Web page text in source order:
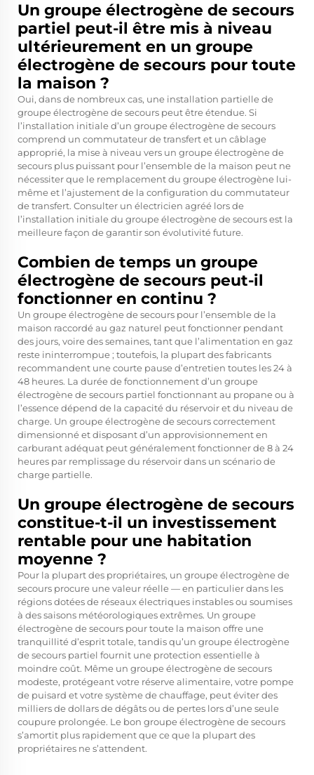
Un groupe électrogène de secours
partiel peut-il être mis à niveau
ultérieurement en un groupe
électrogène de secours pour toute
la maison ?
Oui, dans de nombreux cas, une installation partielle de
groupe électrogène de secours peut être étendue. Si
l’installation initiale d’un groupe électrogène de secours
comprend un commutateur de transfert et un câblage
approprié, la mise à niveau vers un groupe électrogène de
secours plus puissant pour l’ensemble de la maison peut ne
nécessiter que le remplacement du groupe électrogène lui-
même et l’ajustement de la configuration du commutateur
de transfert. Consulter un électricien agréé lors de
l’installation initiale du groupe électrogène de secours est la
meilleure façon de garantir son évolutivité future.
Combien de temps un groupe
électrogène de secours peut-il
fonctionner en continu ?
Un groupe électrogène de secours pour l’ensemble de la
maison raccordé au gaz naturel peut fonctionner pendant
des jours, voire des semaines, tant que l’alimentation en gaz
reste ininterrompue ; toutefois, la plupart des fabricants
recommandent une courte pause d’entretien toutes les 24 à
48 heures. La durée de fonctionnement d’un groupe
électrogène de secours partiel fonctionnant au propane ou à
l’essence dépend de la capacité du réservoir et du niveau de
charge. Un groupe électrogène de secours correctement
dimensionné et disposant d’un approvisionnement en
carburant adéquat peut généralement fonctionner de 8 à 24
heures par remplissage du réservoir dans un scénario de
charge partielle.
Un groupe électrogène de secours
constitue-t-il un investissement
rentable pour une habitation
moyenne ?
Pour la plupart des propriétaires, un groupe électrogène de
secours procure une valeur réelle — en particulier dans les
régions dotées de réseaux électriques instables ou soumises
à des saisons météorologiques extrêmes. Un groupe
électrogène de secours pour toute la maison offre une
tranquillité d’esprit totale, tandis qu’un groupe électrogène
de secours partiel fournit une protection essentielle à
moindre coût. Même un groupe électrogène de secours
modeste, protégeant votre réserve alimentaire, votre pompe
de puisard et votre système de chauffage, peut éviter des
milliers de dollars de dégâts ou de pertes lors d’une seule
coupure prolongée. Le bon groupe électrogène de secours
s’amortit plus rapidement que ce que la plupart des
propriétaires ne s’attendent.